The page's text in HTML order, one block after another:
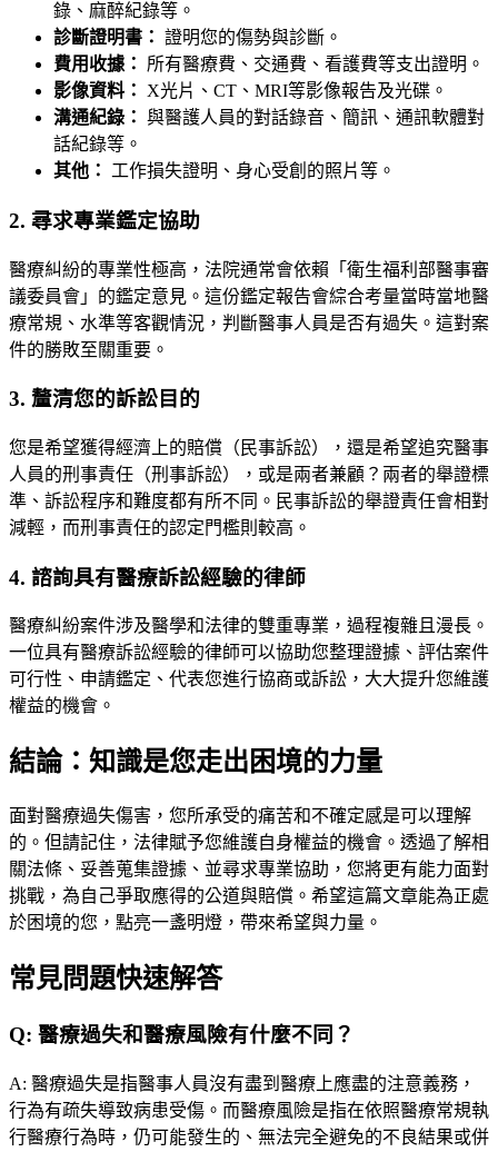
錄、麻醉紀錄等。
診斷證明書： 證明您的傷勢與診斷。
費用收據：
所有醫療費、交通費、看護費等支出證明。
影像資料：
X光片、CT、MRI等影像報告及光碟。
溝通紀錄： 與醫護人員的對話錄音、簡訊、通訊軟體對
話紀錄等。
其他：
工作損失證明、身心受創的照片等。
2. 尋求專業鑑定協助
醫療糾紛的專業性極高，法院通常會依賴「衛生福利部醫事審
議委員會」的鑑定意見。這份鑑定報告會綜合考量當時當地醫
療常規、水準等客觀情況，判斷醫事人員是否有過失。這對案
件的勝敗至關重要。
3. 釐清您的訴訟目的
您是希望獲得經濟上的賠償（民事訴訟），還是希望追究醫事
人員的刑事責任（刑事訴訟），或是兩者兼顧？兩者的舉證標
準、訴訟程序和難度都有所不同。民事訴訟的舉證責任會相對
減輕，而刑事責任的認定門檻則較高。
4. 諮詢具有醫療訴訟經驗的律師
醫療糾紛案件涉及醫學和法律的雙重專業，過程複雜且漫長。
一位具有醫療訴訟經驗的律師可以協助您整理證據、評估案件
可行性、申請鑑定、代表您進行協商或訴訟，大大提升您維護
權益的機會。
結論：知識是您走出困境的力量
面對醫療過失傷害，您所承受的痛苦和不確定感是可以理解
的。但請記住，法律賦予您維護自身權益的機會。透過了解相
關法條、妥善蒐集證據、並尋求專業協助，您將更有能力面對
挑戰，為自己爭取應得的公道與賠償。希望這篇文章能為正處
於困境的您，點亮一盞明燈，帶來希望與力量。
常見問題快速解答
Q: 醫療過失和醫療風險有什麼不同？
A: 醫療過失是指醫事人員沒有盡到醫療上應盡的注意義務，
行為有疏失導致病患受傷。而醫療風險是指在依照醫療常規執
行醫療行為時，仍可能發生的、無法完全避免的不良結果或併